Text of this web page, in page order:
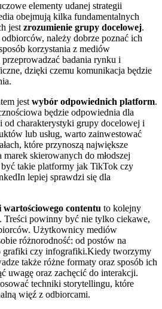
elementy udanej strategii
obejmują kilka fundamentalnych
jest zrozumienie grupy docelowej.
należy dobrze poznać ich
korzystania z mediów
badania rynku i
dzięki czemu komunikacja będzie
jest wybór odpowiednich platform.
będzie odpowiednia dla
od charakterystyki grupy docelowej i
lub usług, warto zainwestować
które przynoszą największe
skierowanych do młodszej
takie platformy jak TikTok czy
lepiej sprawdzi się dla
wartościowego contentu to kolejny
Treści powinny być nie tylko ciekawe,
Użytkownicy mediów
różnorodność: od postów na
grafiki czy infografiki.Kiedy tworzymy
także różne formaty oraz sposób ich
uwagę oraz zachęcić do interakcji.
techniki storytellingu, które
więź z odbiorcami.